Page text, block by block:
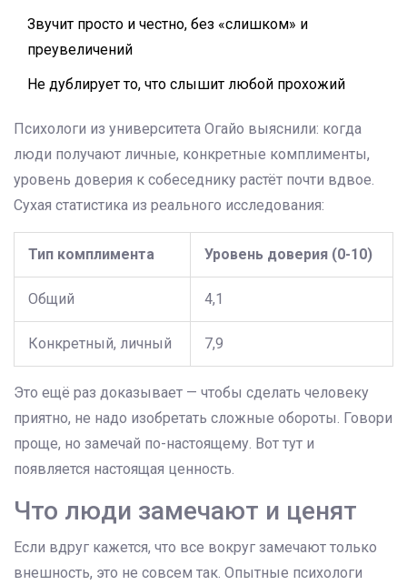
Звучит просто и честно, без «слишком» и
преувеличений
Не дублирует то, что слышит любой прохожий
Психологи из университета Огайо выяснили: когда
люди получают личные, конкретные комплименты,
уровень доверия к собеседнику растёт почти вдвое.
Сухая статистика из реального исследования:
Тип комплимента Уровень доверия (0-10)
Общий 4,1
Конкретный, личный 7,9
Это ещё раз доказывает — чтобы сделать человеку
приятно, не надо изобретать сложные обороты. Говори
проще, но замечай по-настоящему. Вот тут и
появляется настоящая ценность.
Что люди замечают и ценят
Если вдруг кажется, что все вокруг замечают только
внешность, это не совсем так. Опытные психологи